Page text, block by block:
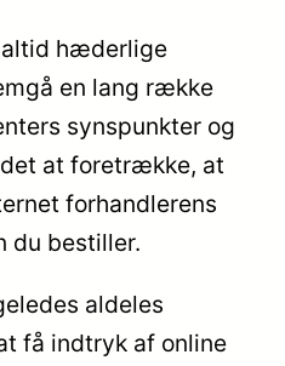
hæderlige
en lang række
synspunkter og
at foretrække, at
forhandlerens
du bestiller.
aldeles
få indtryk af online